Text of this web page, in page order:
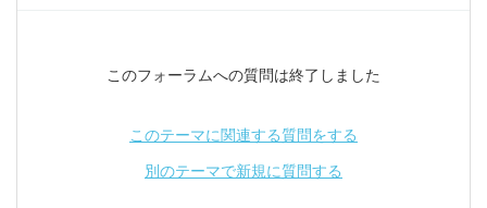
このフォーラムへの質問は終了しました
このテーマに関連する質問をする
別のテーマで新規に質問する